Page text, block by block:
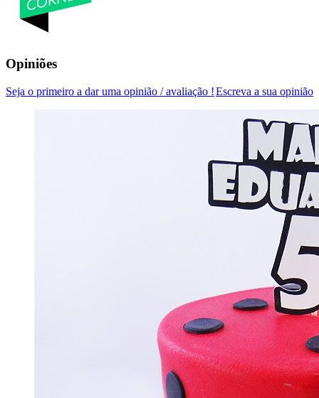
Opiniões
Escreva a sua opinião
Seja o primeiro a dar uma opinião / avaliação !